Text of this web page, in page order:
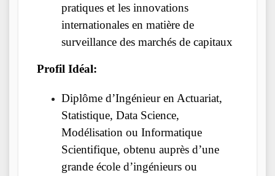
pratiques et les innovations
internationales en matière de
surveillance des marchés de capitaux
Profil Idéal:
Diplôme d’Ingénieur en Actuariat,
Statistique, Data Science,
Modélisation ou Informatique
Scientifique, obtenu auprès d’une
grande école d’ingénieurs ou